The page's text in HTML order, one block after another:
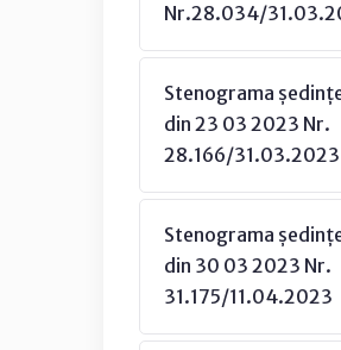
Nr.28.034/
Stenograma
din 23 03 2023 Nr.
28.166/31.03.2023
Stenograma
din 30 03 2023 Nr.
31.175/11.04.2023